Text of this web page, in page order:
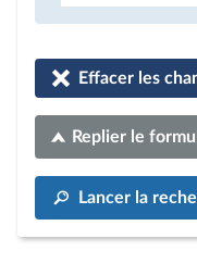
Effacer les
Replier le
Lancer la